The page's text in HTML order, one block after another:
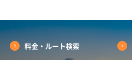
料金・ルート検索